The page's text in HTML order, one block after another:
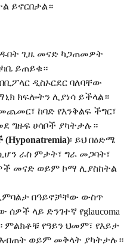
ይኖርበታል።
ጊዜ መናድ ካጋጠመዎት
ይጠይቁ።
በቢፖላር ዲስኦርደር ባለባቸው
ክፍሎትን ሊያነሳ ይችላል።
ከባድ የእንቅልፍ ችግር፣
ግዙፍ ሀሳቦች ያካትታሉ።
፡ ይህ በዕድሜ
ራስ ምታት፣ ግራ መጋባት፣
መናድ ወይም ኮማ ሊያስከትል
በዓይኖቻቸው ውስጥ
ላይ ድንገተኛ የglaucoma
የዓይን ህመም፣ የእይታ
እብጠት ወይም መቅላት ያካትታሉ።